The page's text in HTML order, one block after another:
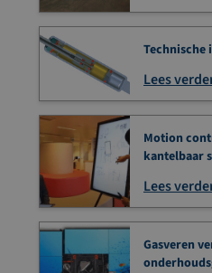
Lees
Motion
kantelbaar
Lees
Gasveren